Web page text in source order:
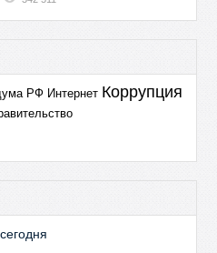
РФ Интернет Коррупция